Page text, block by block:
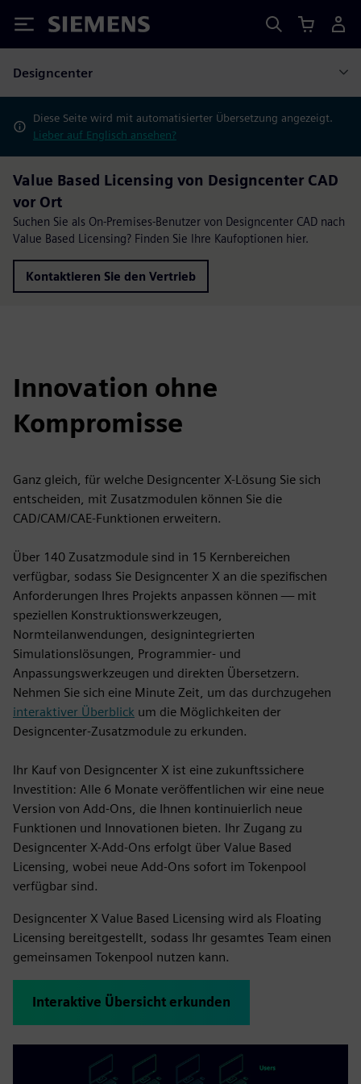
Siemens
Designcenter
Diese Seite wird mit automatisierter Übersetzung angezeigt.
Lieber auf Englisch ansehen?
Value Based Licensing von Designcenter CAD
vor Ort
Suchen Sie als On-Premises-Benutzer von Designcenter CAD nach
Value Based Licensing? Finden Sie Ihre Kaufoptionen hier.
Kontaktieren Sie den Vertrieb
Innovation ohne
Kompromisse
Ganz gleich, für welche Designcenter X-Lösung Sie sich
entscheiden, mit Zusatzmodulen können Sie die
CAD/CAM/CAE-Funktionen erweitern.
Über 140 Zusatzmodule sind in 15 Kernbereichen
verfügbar, sodass Sie Designcenter X an die spezifischen
Anforderungen Ihres Projekts anpassen können — mit
speziellen Konstruktionswerkzeugen,
Normteilanwendungen, designintegrierten
Simulationslösungen, Programmier- und
Anpassungswerkzeugen und direkten Übersetzern.
Nehmen Sie sich eine Minute Zeit, um das durchzugehen
interaktiver Überblick um die Möglichkeiten der
Designcenter-Zusatzmodule zu erkunden.
Ihr Kauf von Designcenter X ist eine zukunftssichere
Investition: Alle 6 Monate veröffentlichen wir eine neue
Version von Add-Ons, die Ihnen kontinuierlich neue
Funktionen und Innovationen bieten. Ihr Zugang zu
Designcenter X-Add-Ons erfolgt über Value Based
Licensing, wobei neue Add-Ons sofort im Tokenpool
verfügbar sind.
Designcenter X Value Based Licensing wird als Floating
Licensing bereitgestellt, sodass Ihr gesamtes Team einen
gemeinsamen Tokenpool nutzen kann.
Interaktive Übersicht erkunden